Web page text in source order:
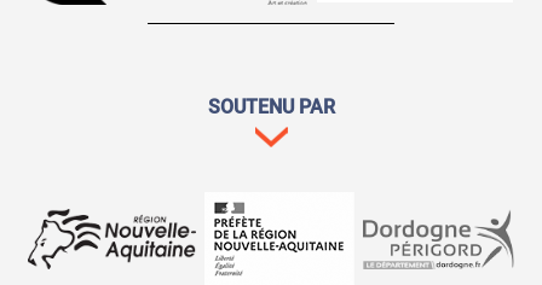
SOUTENU PAR